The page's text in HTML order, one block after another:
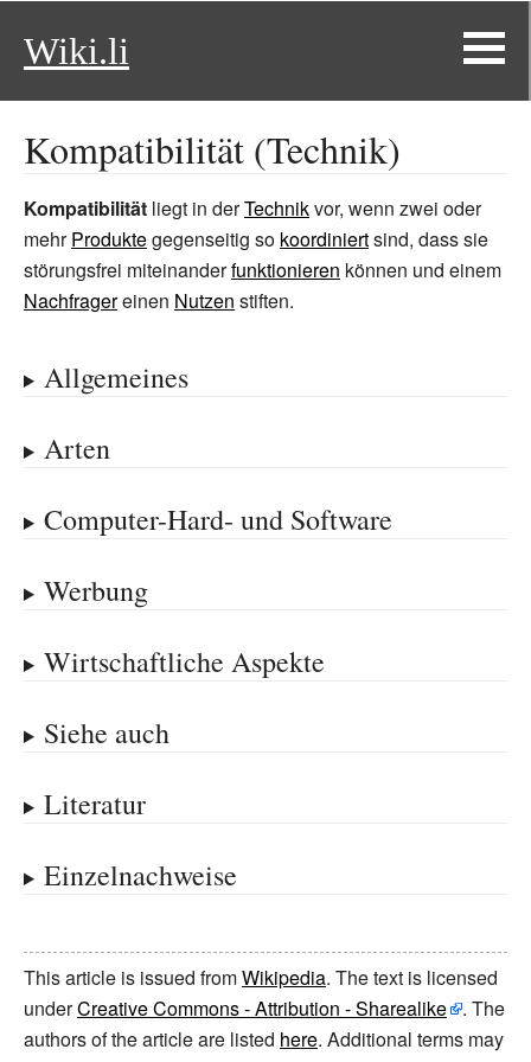
Wiki.li
Kompatibilität (Technik)
Kompatibilität liegt in derTechnikvor, wenn zwei oder
mehrProduktegegenseitig so koordiniertsind, dass sie
störungsfrei miteinanderfunktionieren können und einem
Nachfragereinen Nutzen stiften.
Allgemeines
Arten
Computer-Hard- und Software
Werbung
Wirtschaftliche Aspekte
Siehe auch
Literatur
Einzelnachweise
This article is issued fromWikipedia. The text is licensed
underCreative Commons - Attribution - Sharealike
. The
authors of the article are listed here. Additional terms may